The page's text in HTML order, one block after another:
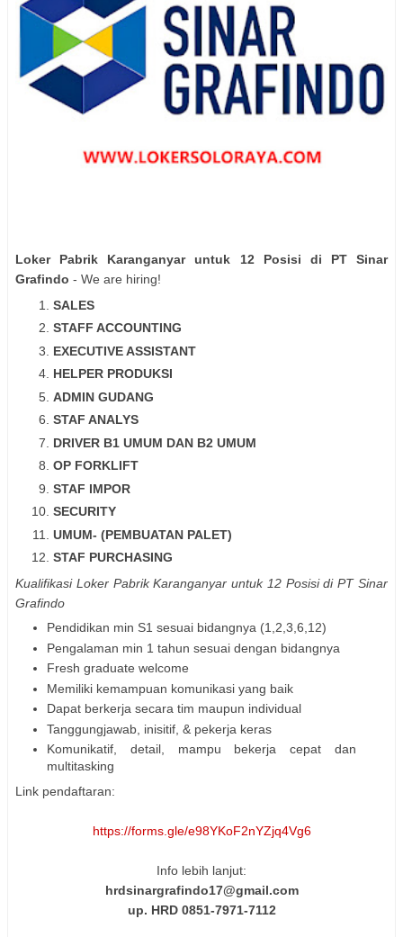
Loker Pabrik Karanganyar untuk 12 Posisi di PT Sinar
Grafindo - We are hiring!
SALES
STAFF ACCOUNTING
EXECUTIVE ASSISTANT
HELPER PRODUKSI
ADMIN GUDANG
STAF ANALYS
DRIVER B1 UMUM DAN B2 UMUM
OP FORKLIFT
STAF IMPOR
SECURITY
UMUM- (PEMBUATAN PALET)
STAF PURCHASING
Kualifikasi Loker Pabrik Karanganyar untuk 12 Posisi di PT Sinar
Grafindo
Pendidikan min S1 sesuai bidangnya (1,2,3,6,12)
Pengalaman min 1 tahun sesuai dengan bidangnya
Fresh graduate welcome
Memiliki kemampuan komunikasi yang baik
Dapat berkerja secara tim maupun individual
Tanggungjawab, inisitif, & pekerja keras
Komunikatif, detail, mampu bekerja cepat dan
multitasking
Link pendaftaran:
https://forms.gle/e98YKoF2nYZjq4Vg6
Info lebih lanjut:
hrdsinargrafindo17@gmail.com
up. HRD 0851-7971-7112